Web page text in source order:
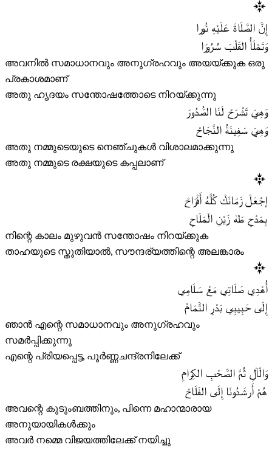
إِنَّ الصَّلَاةَ عَلَيْهِ نُورا
وَتَمْلَأُ القَلْبَ سُرُورَا
അവനിൽ സമാധാനവും അനുഗ്രഹവും അയയ്ക്കുക ഒരു
പ്രകാശമാണ്
അതു ഹൃദയം സന്തോഷത്തോടെ നിറയ്ക്കുന്നു
وَهِيَ تَشْرَحْ لَنَا الصُّدُورَ
وَهِيَ سَفِينَةُ النَّجَاحْ
അതു നമ്മുടെയുടെ നെഞ്ചുകൾ വിശാലമാക്കുന്നു
അതു നമ്മുടെ രക്ഷയുടെ കപ്പലാണ്
إجْعَلْ زَمَانَكْ كُلَّهُ أَفْرَاحْ
بِمَدْحِ طَهٰ زَيْنِ الْمَلَاحِ
നിന്റെ കാലം മുഴുവൻ സന്തോഷം നിറയ്ക്കുക
താഹയുടെ സ്തുതിയാൽ, സൗന്ദര്യത്തിന്റെ അലങ്കാരം
أُهْدِي صَلَاتِي مَعْ سَلَامِي
إِلَى حَبِيبِي بَدْرِ التَّمَامْ
ഞാൻ എന്റെ സമാധാനവും അനുഗ്രഹവും
സമർപ്പിക്കുന്നു
എന്റെ പ്രിയപ്പെട്ട, പൂർണ്ണചന്ദ്രനിലേക്ക്
وَالْآلِ ثُمَّ الصَّحْبِ الكِرَامِ
هُمْ أَرشَدُونَا إِلَى الفَلَاحْ
അവന്റെ കുടുംബത്തിനും, പിന്നെ മഹാന്മാരായ
അനുയായികൾക്കും
അവർ നമ്മെ വിജയത്തിലേക്ക് നയിച്ചു